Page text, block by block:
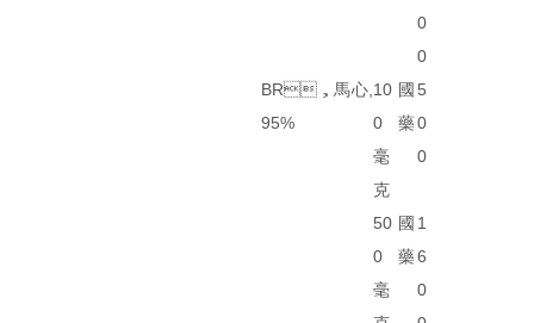
0
0
BR，馬心,
95%
10
0
毫
克
國
藥
5
0
0
50
0
毫
國
藥
1
6
0